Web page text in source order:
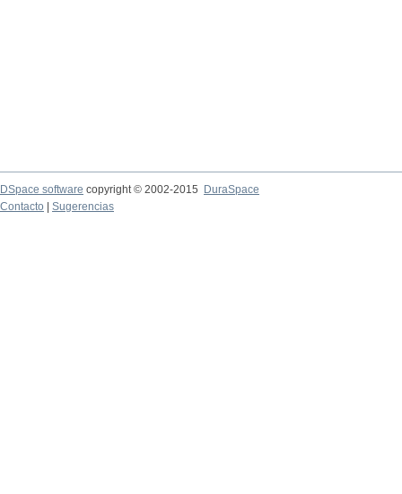
DSpace software copyright © 2002-2015
DuraSpace
Contacto
Sugerencias